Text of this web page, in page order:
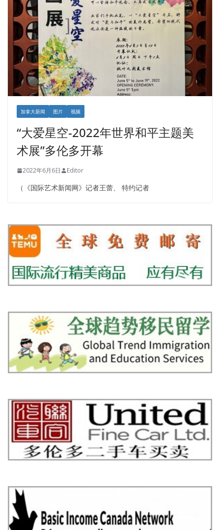
加拿大新闻 图片 视频
“大爱星空-2022年世界和平主题美
术展”多伦多开幕
2022年6月6日 Editor
（《国际艺术新闻网》记者王蕾、 特约记者